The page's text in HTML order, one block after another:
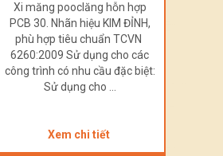
Xi măng pooclăng hỗn hợp
PCB 30. Nhãn hiệu KIM ĐỈNH,
phù hợp tiêu chuẩn TCVN
6260:2009 Sử dụng cho các
công trình có nhu cầu đặc biệt:
Sử dụng cho ...
Xem chi tiết